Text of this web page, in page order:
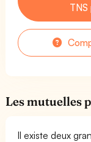
Les mutuelles
Il existe deux